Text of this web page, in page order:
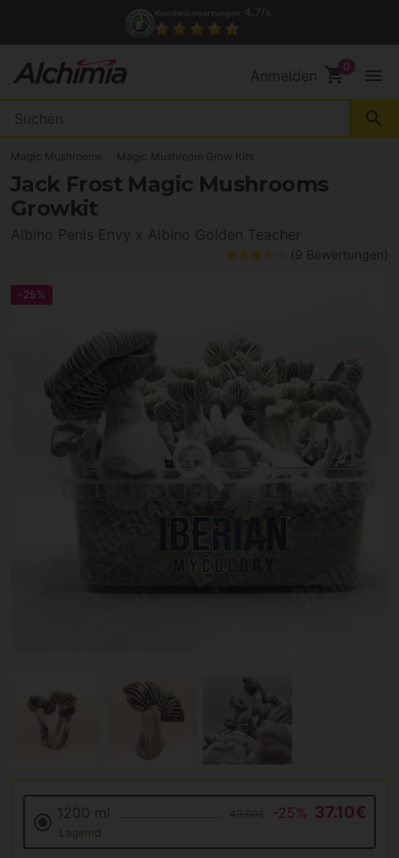
Anmelden shopping_cart menu
search
Magic Mushrooms Magic Mushroom Grow Kits
Jack Frost Magic Mushrooms
Growkit
Albino Penis Envy x Albino Golden Teacher
(9 Bewertungen)
-25%
1200 ml -25% 37.10€
Lagernd